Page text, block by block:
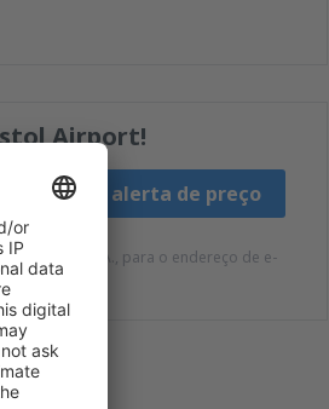
Airport!
Criar alerta de preço
eSky.pl S.A., para o endereço de e-